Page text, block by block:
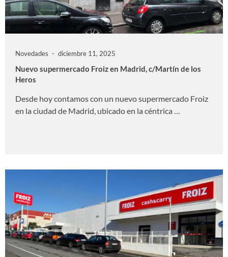
Novedades diciembre 11, 2025
Nuevo supermercado Froiz en Madrid, c/Martín de los
Heros
Desde hoy contamos con un nuevo supermercado Froiz
en la ciudad de Madrid, ubicado en la céntrica …